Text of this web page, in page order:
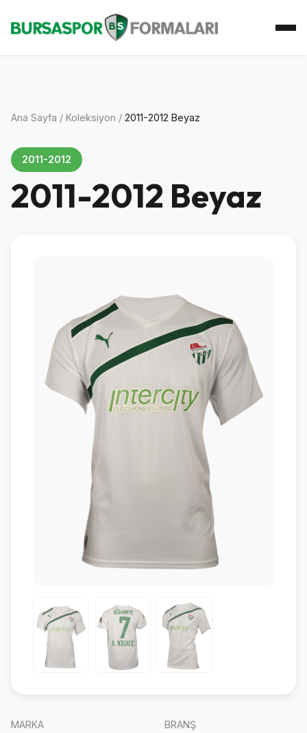
Koleksiyon
Ana Sayfa / Koleksiyon / 2011-2012 Beyaz
2011-2012
2011-2012 Beyaz
MARKA BRANŞ